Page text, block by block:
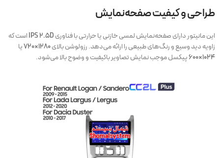
طراحی و کیفیت صفحه‌نمایش
این مانیتور دارای صفحه‌نمایش لمسی خازنی یا حرارتی با فناوریIPS 2.5Dاست که
زاویه دید وسیع و رنگ‌های طبیعی را ارائه می‌دهد. رزولوشن بالای۱۲۸۰×۷۲۰
یا
۱۰۲۴×۶۰۰
پیکسل موجب نمایش تصاویر باکیفیت و وضوح بالا می‌شود.